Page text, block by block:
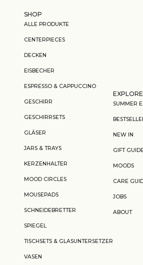
SHOP
ALLE PRODUKTE
CENTERPIECES
DECKEN
EISBECHER
ESPRESSO & CAPPUCCINO
GESCHIRR
GESCHIRRSETS
GLÄSER
JARS & TRAYS
KERZENHALTER
MOOD CIRCLES
MOUSEPADS
SCHNEIDEBRETTER
SPIEGEL
TISCHSETS & GLASUNTERSETZER
VASEN
EXPLORE
SUMMER
NEW IN
GIFT
MOODS
CARE
JOBS
ABOUT